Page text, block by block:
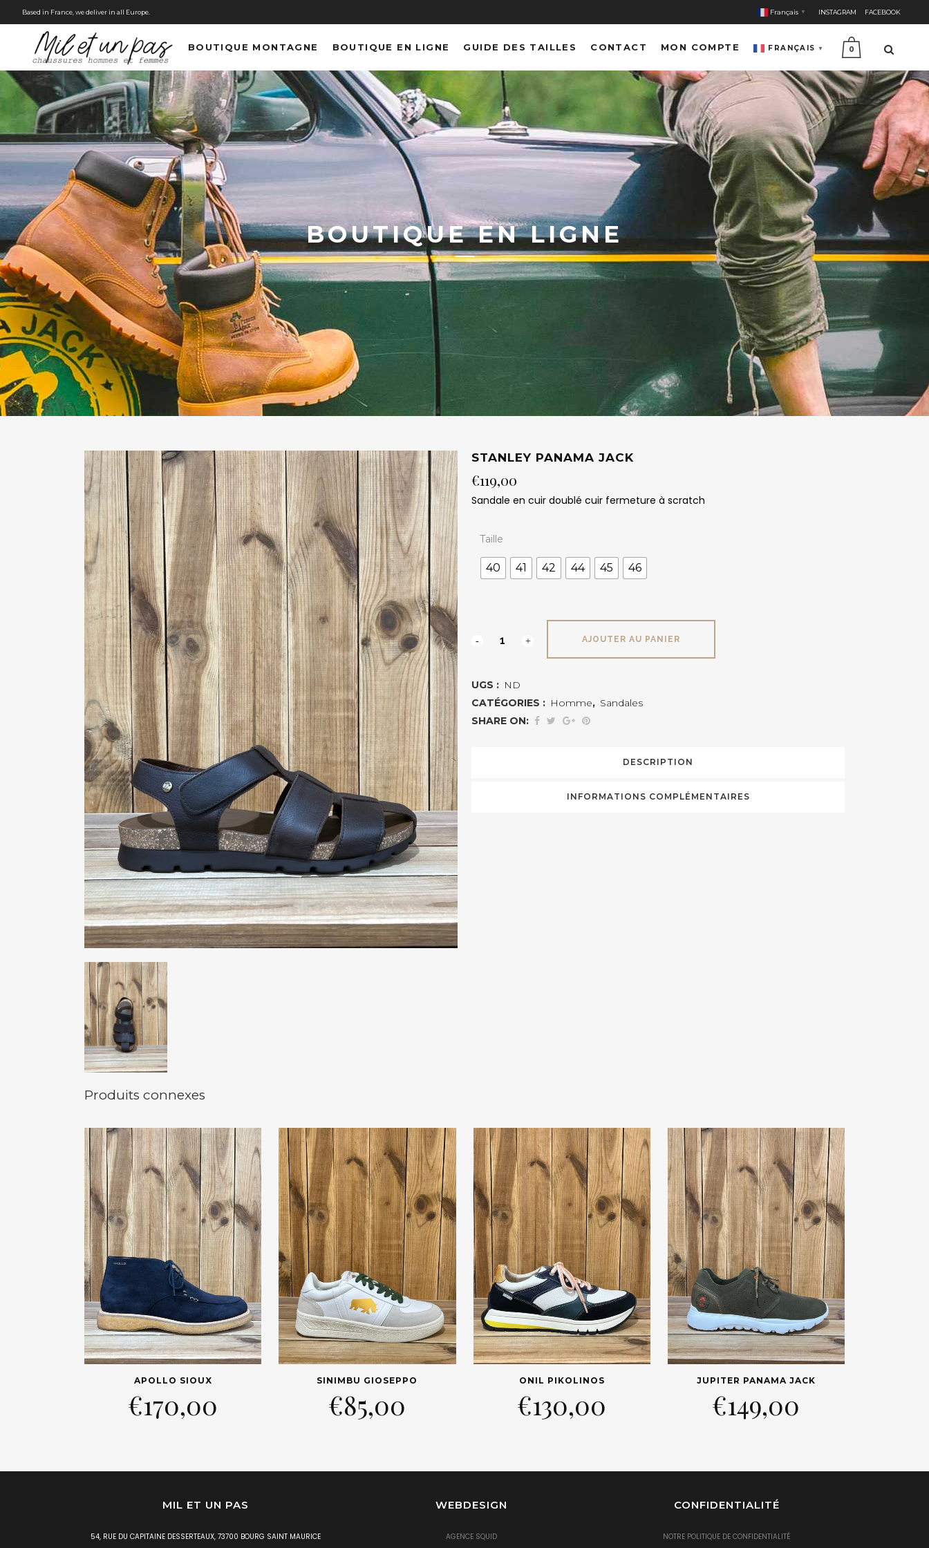
Based in France, we deliver in all Europe. Français ▼ INSTAGRAM FACEBOOK
0
BOUTIQUE MONTAGNE BOUTIQUE EN LIGNE GUIDE DES TAILLES CONTACT MON COMPTE FRANÇAIS ▼
BOUTIQUE EN LIGNE
STANLEY PANAMA JACK
€119,00
Sandale en cuir doublé cuir fermeture à scratch
Taille
40 41 42 44 45 46
STANLEY
JACK
AJOUTER AU PANIER
UGS : ND
CATÉGORIES : Homme, Sandales
SHARE ON:
DESCRIPTION
INFORMATIONS COMPLÉMENTAIRES
Produits connexes
APOLLO SIOUX
€170,00
SINIMBU GIOSEPPO
€85,00
ONIL PIKOLINOS
€130,00
JUPITER PANAMA JACK
€149,00
MIL ET UN PAS
54, RUE DU CAPITAINE DESSERTEAUX, 73700 BOURG SAINT MAURICE
WEBDESIGN
AGENCE SQUID
CONFIDENTIALITÉ
NOTRE POLITIQUE DE CONFIDENTIALITÉ